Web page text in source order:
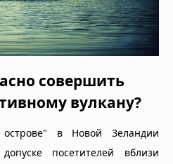
совершить
вулкану?
в Новой Зеландии
посетителей вблизи